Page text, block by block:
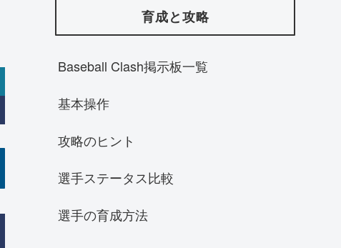
育成と攻略
Baseball Clash掲示板一覧
基本操作
攻略のヒント
選手ステータス比較
選手の育成方法